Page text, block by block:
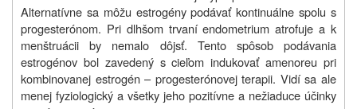
Alternatívne sa môžu estrogény podávať kontinuálne spolu s
progesterónom. Pri dlhšom trvaní endometrium atrofuje a k
menštruácii by nemalo dôjsť. Tento spôsob podávania
estrogénov bol zavedený s cieľom indukovať amenoreu pri
kombinovanej estrogén – progesterónovej terapii. Vidí sa ale
menej fyziologický a všetky jeho pozitívne a nežiaduce účinky